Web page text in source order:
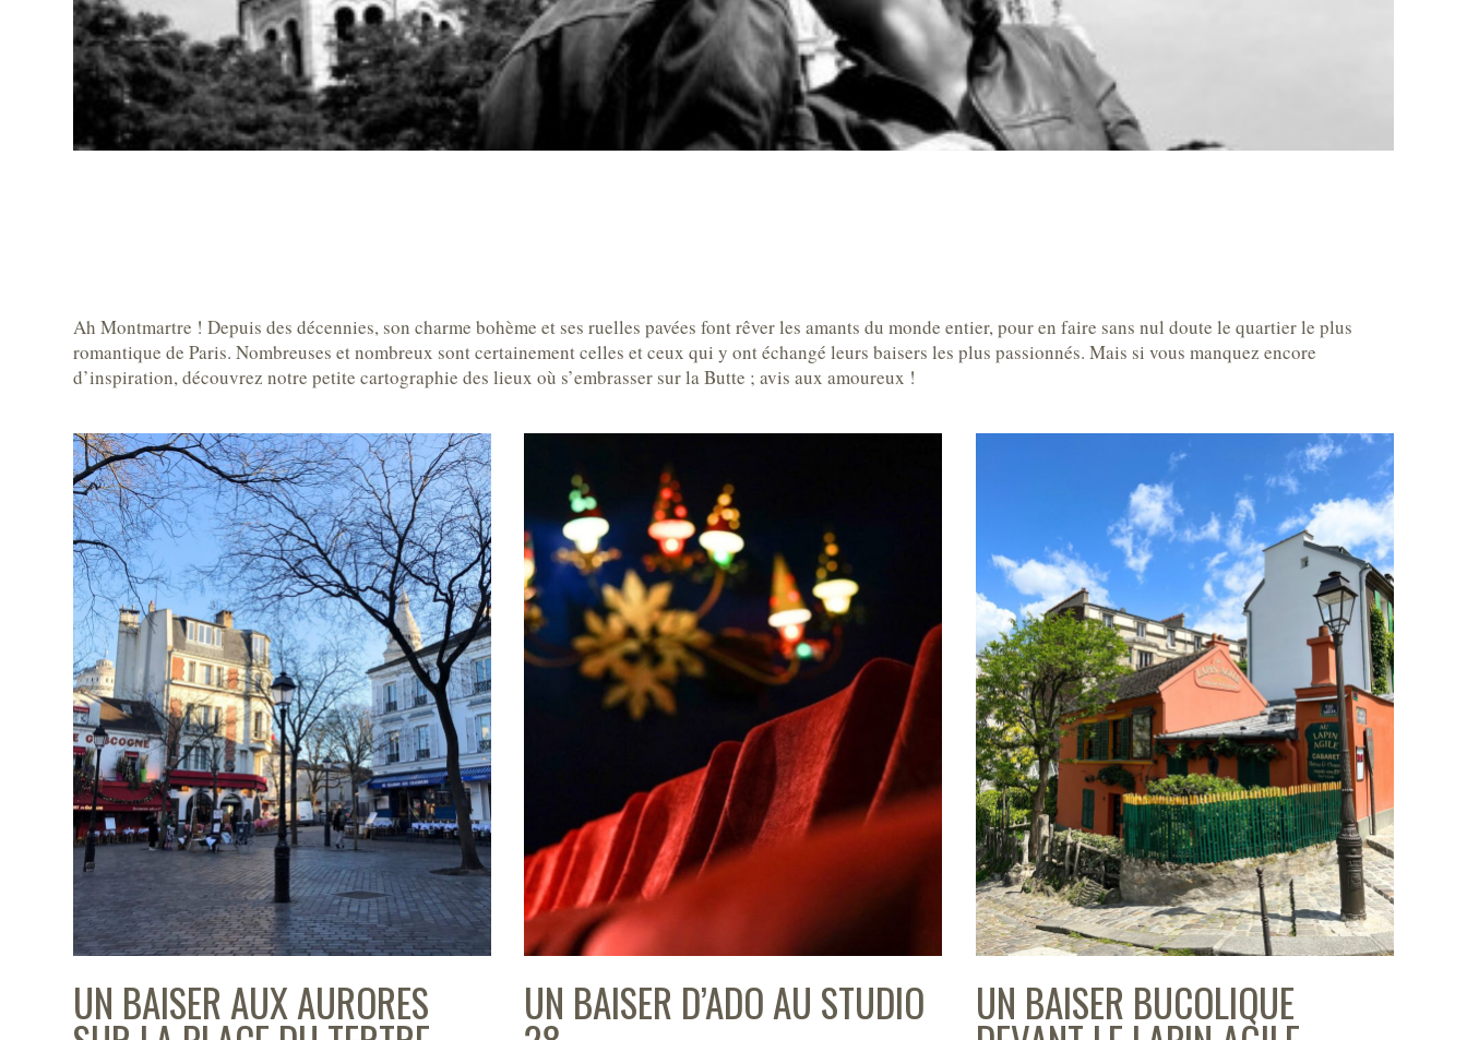
Ah Montmartre ! Depuis des décennies, son charme bohème et ses ruelles pavées font rêver les amants du monde entier, pour en faire sans nul doute le quartier le plus
romantique de Paris. Nombreuses et nombreux sont certainement celles et ceux qui y ont échangé leurs baisers les plus passionnés. Mais si vous manquez encore
d’inspiration, découvrez notre petite cartographie des lieux où s’embrasser sur la Butte ; avis aux amoureux !
UN BAISER AUX AURORES UN BAISER D’ADO AU STUDIO UN BAISER BUCOLIQUE